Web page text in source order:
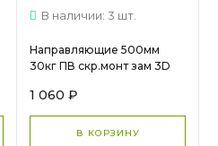
В наличии: 3 шт.
Направляющие 500мм
30кг ПВ скр.монт зам 3D
A) 25235 МС 2386
1 060 ₽
В КОРЗИНУ